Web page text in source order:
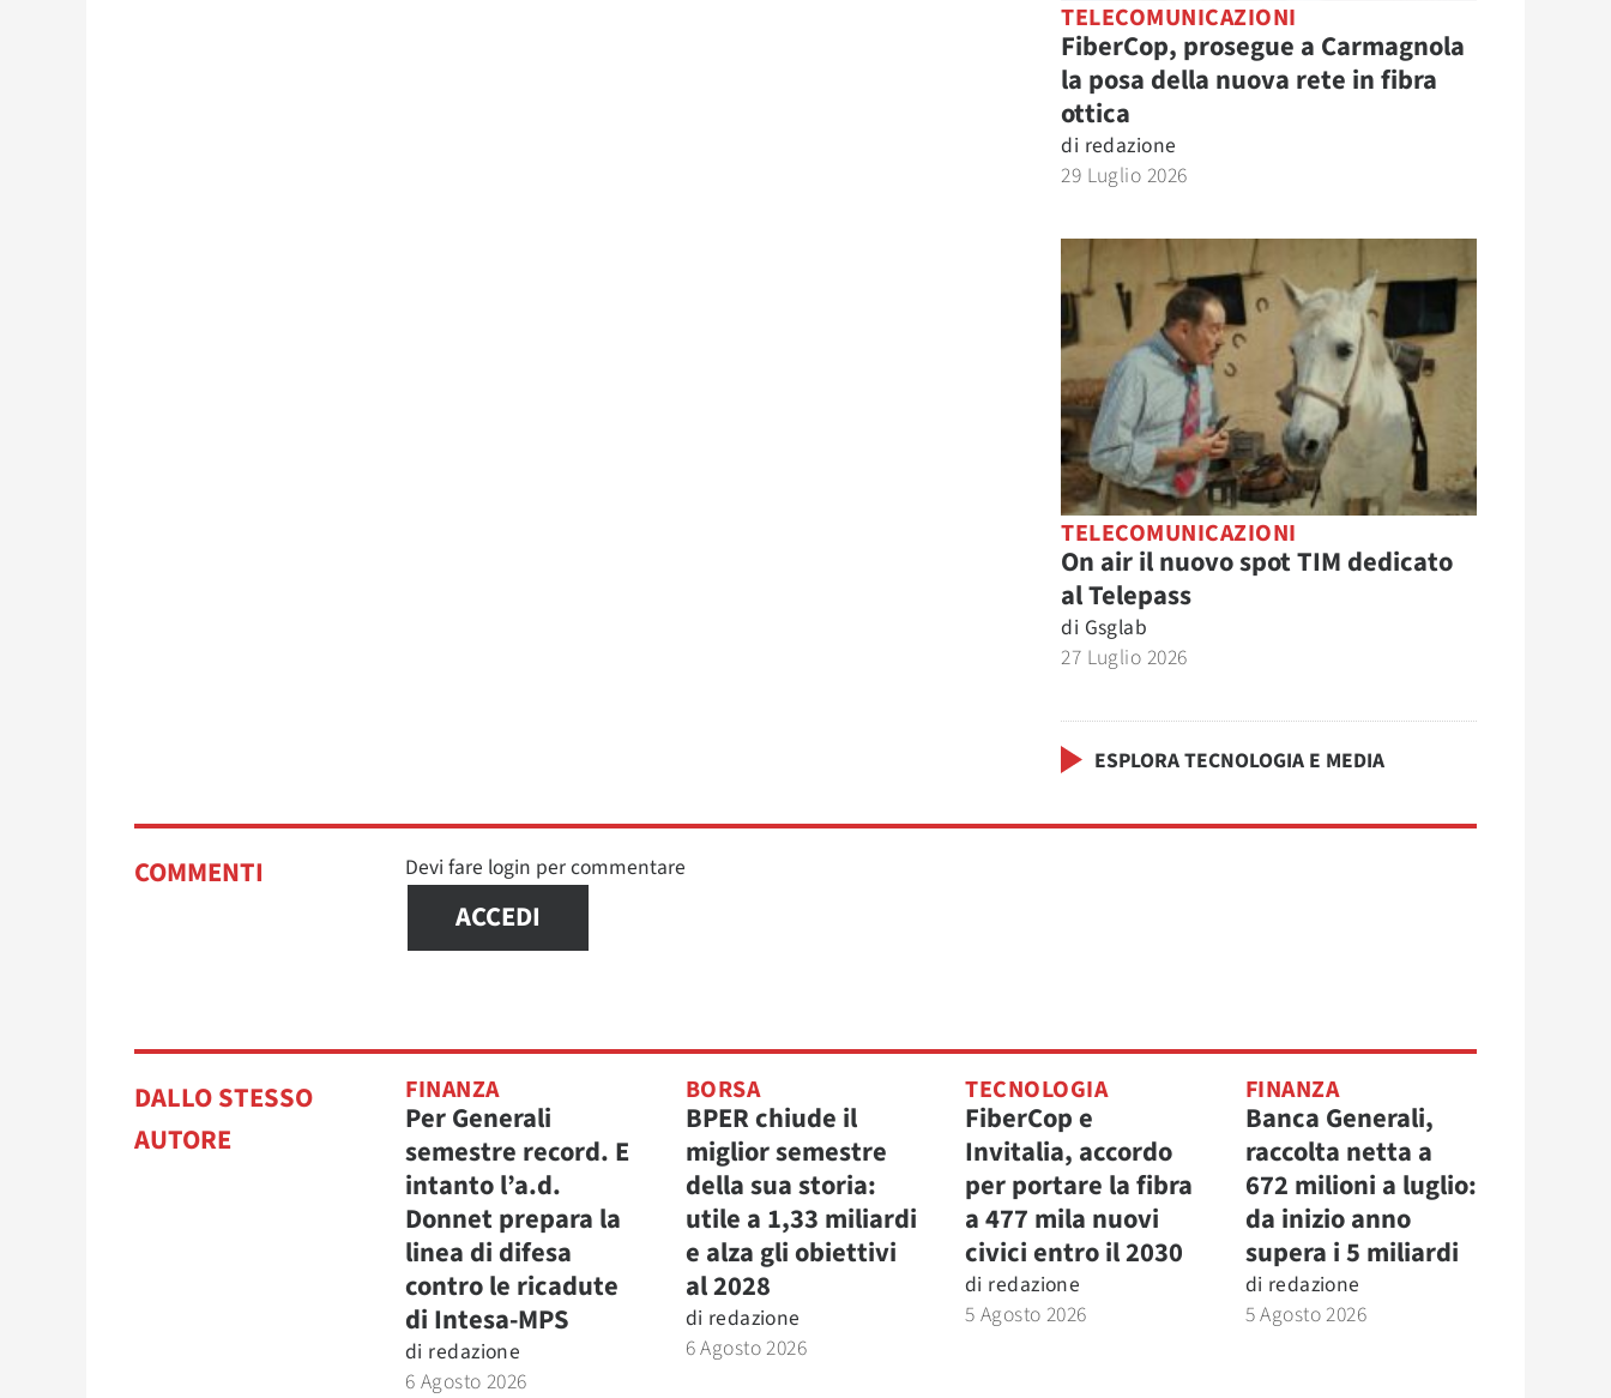
TELECOMUNICAZIONI
FiberCop, prosegue a Carmagnola
la posa della nuova rete in fibra
ottica
di redazione
29 Luglio 2026
TELECOMUNICAZIONI
On air il nuovo spot TIM dedicato
al Telepass
di Gsglab
27 Luglio 2026
ESPLORA TECNOLOGIA E MEDIA
COMMENTI Devi fare login per commentare
ACCEDI
DALLO STESSO
AUTORE
FINANZA
Per Generali
semestre record. E
intanto l’a.d.
Donnet prepara la
linea di difesa
contro le ricadute
di Intesa-MPS
di redazione
6 Agosto 2026
BORSA
BPER chiude il
miglior semestre
della sua storia:
utile a 1,33 miliardi
e alza gli obiettivi
al 2028
di redazione
6 Agosto 2026
TECNOLOGIA
FiberCop e
Invitalia, accordo
per portare la fibra
a 477 mila nuovi
civici entro il 2030
di redazione
5 Agosto 2026
FINANZA
Banca Generali,
raccolta netta a
672 milioni a luglio:
da inizio anno
supera i 5 miliardi
di redazione
5 Agosto 2026